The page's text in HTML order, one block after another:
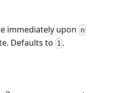
immediately upon n
Defaults to 1 .